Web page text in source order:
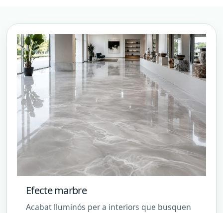
Efecte marbre
Acabat lluminós per a interiors que busquen